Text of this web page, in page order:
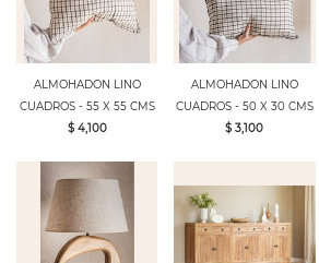
ALMOHADON LINO
CUADROS - 55 X 55 CMS
$ 4,100
ALMOHADON LINO
CUADROS - 50 X 30 CMS
$ 3,100